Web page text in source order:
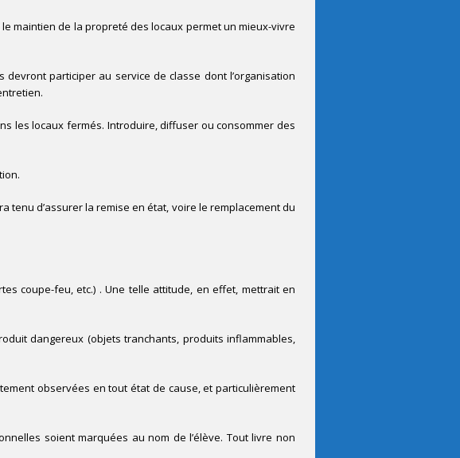
maintien de la propreté des locaux permet un mieux-vivre
participer au service de classe dont l’organisation
les locaux fermés. Introduire, diffuser ou consommer des
tenu d’assurer la remise en état, voire le remplacement du
coupe-feu, etc.) . Une telle attitude, en effet, mettrait en
dangereux (objets tranchants, produits inflammables,
observées en tout état de cause, et particulièrement
soient marquées au nom de l’élève. Tout livre non